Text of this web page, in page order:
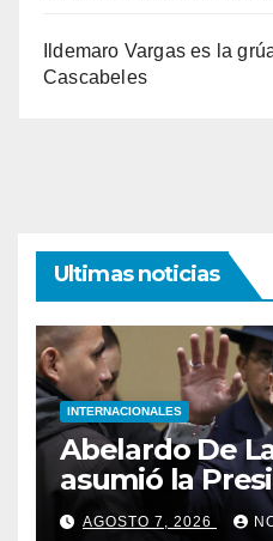
Ildemaro Vargas es la
Cascabeles
Ultimas noticias
INTERNACIONALES
Abelardo De
asumió la
medio de una
AGOSTO 7, 2026